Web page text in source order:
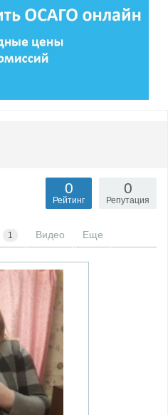
0
Репутация
0
Рейтинг
1 Видео Еще